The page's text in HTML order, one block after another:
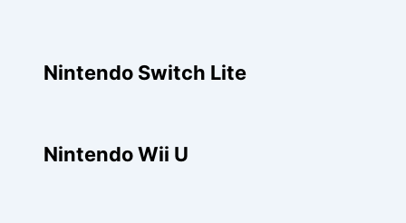
Nintendo Switch Lite
Nintendo Wii U